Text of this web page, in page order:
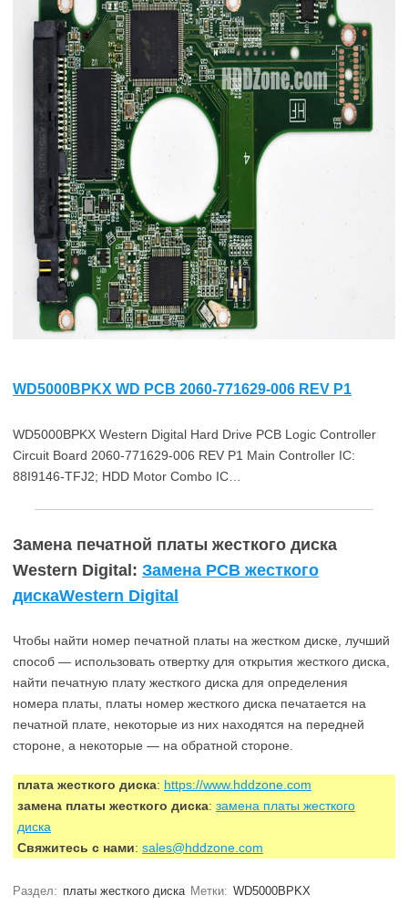
WD5000BPKX WD PCB 2060-771629-006 REV P1
WD5000BPKX Western Digital Hard Drive PCB Logic Controller
Circuit Board 2060-771629-006 REV P1 Main Controller IC:
88I9146-TFJ2; HDD Motor Combo IC…
Замена печатной платы жесткого диска
Western Digital: Замена PCB жесткого
дискаWestern Digital
Чтобы найти номер печатной платы на жестком диске, лучший
способ — использовать отвертку для открытия жесткого диска,
найти печатную плату жесткого диска для определения
номера платы, платы номер жесткого диска печатается на
печатной плате, некоторые из них находятся на передней
стороне, а некоторые — на обратной стороне.
плата жесткого диска: https://www.hddzone.com
замена платы жесткого диска: замена платы жесткого
диска
Свяжитесь с нами: sales@hddzone.com
Раздел: платы жесткого диска Метки: WD5000BPKX